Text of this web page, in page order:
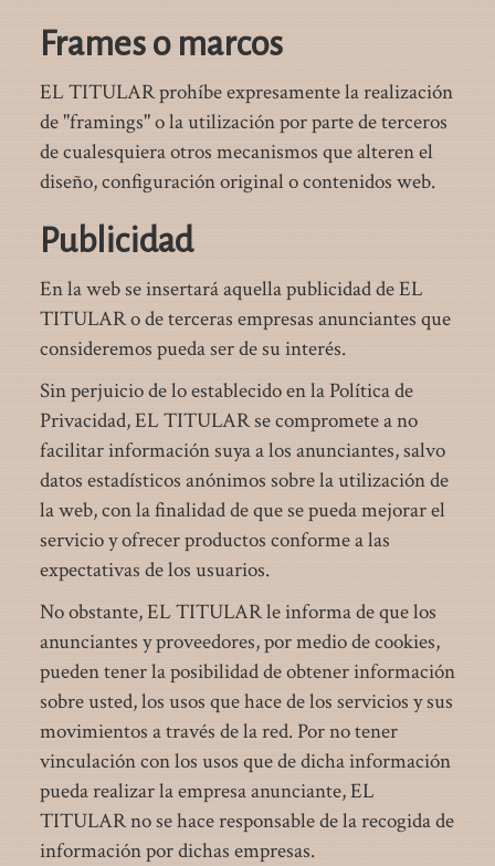
Frames o marcos
EL TITULAR prohíbe expresamente la realización
de "framings" o la utilización por parte de terceros
de cualesquiera otros mecanismos que alteren el
diseño, configuración original o contenidos web.
Publicidad
En la web se insertará aquella publicidad de EL
TITULAR o de terceras empresas anunciantes que
consideremos pueda ser de su interés.
Sin perjuicio de lo establecido en la Política de
Privacidad, EL TITULAR se compromete a no
facilitar información suya a los anunciantes, salvo
datos estadísticos anónimos sobre la utilización de
la web, con la finalidad de que se pueda mejorar el
servicio y ofrecer productos conforme a las
expectativas de los usuarios.
No obstante, EL TITULAR le informa de que los
anunciantes y proveedores, por medio de cookies,
pueden tener la posibilidad de obtener información
sobre usted, los usos que hace de los servicios y sus
movimientos a través de la red. Por no tener
vinculación con los usos que de dicha información
pueda realizar la empresa anunciante, EL
TITULAR no se hace responsable de la recogida de
información por dichas empresas.